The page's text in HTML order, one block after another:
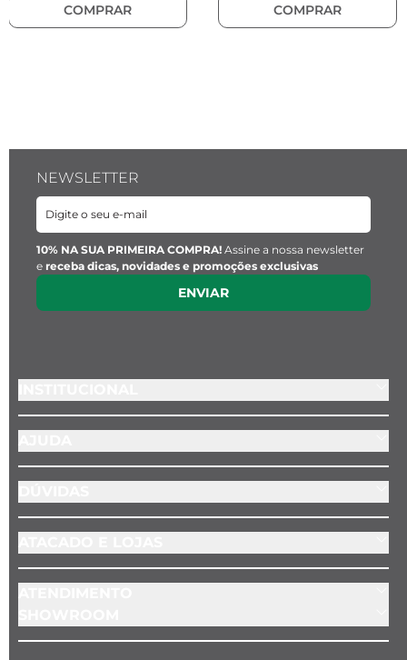
Detalhe: Fio de nylon preto entrelaçado na
corrente (1 mm)
COMPRAR COMPRAR
NEWSLETTER
10% NA SUA PRIMEIRA COMPRA! Assine a nossa newsletter
e receba dicas, novidades e promoções exclusivas
ENVIAR